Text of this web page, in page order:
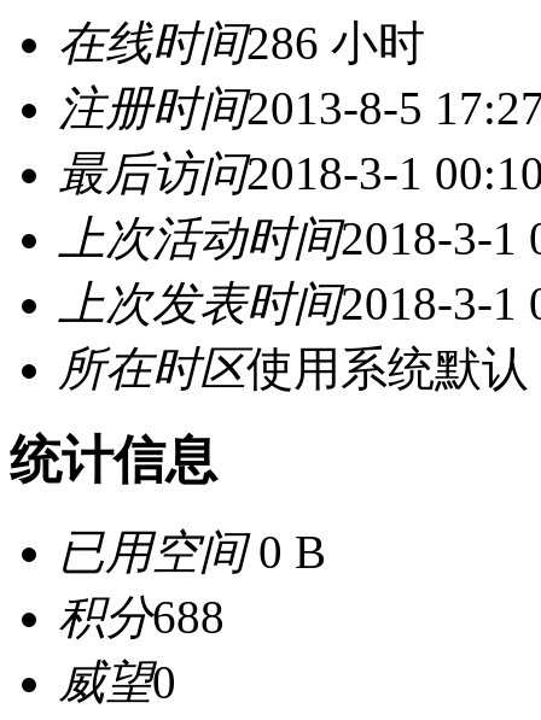
在线时间286 小时
注册时间2013-8-5
最后访问2018-3-1
上次活动时间2018-3-1
上次发表时间2018-3-1
所在时区使用系统默认
统计信息
已用空间0 B
积分688
威望0